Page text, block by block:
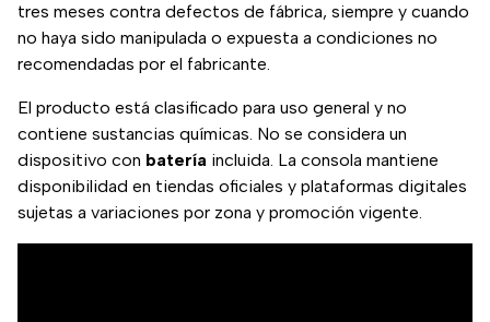
tres meses contra defectos de fábrica, siempre y cuando
no haya sido manipulada o expuesta a condiciones no
recomendadas por el fabricante.
El producto está clasificado para uso general y no
contiene sustancias químicas. No se considera un
dispositivo con batería incluida. La consola mantiene
disponibilidad en tiendas oficiales y plataformas digitales
sujetas a variaciones por zona y promoción vigente.